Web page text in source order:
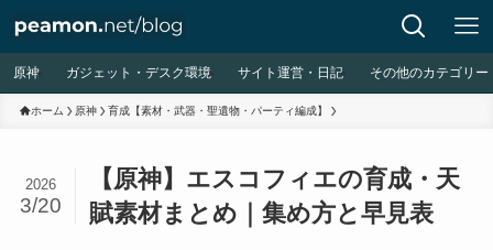
原神 ガジェット・デスク環境 サイト運営・日記 その他のカテゴリー
ホーム 原神 育成【素材・武器・聖遺物・パーティ編成】
【原神】エスコフィエの育成・天
賦素材まとめ｜集め方と早見表
2026
3/20